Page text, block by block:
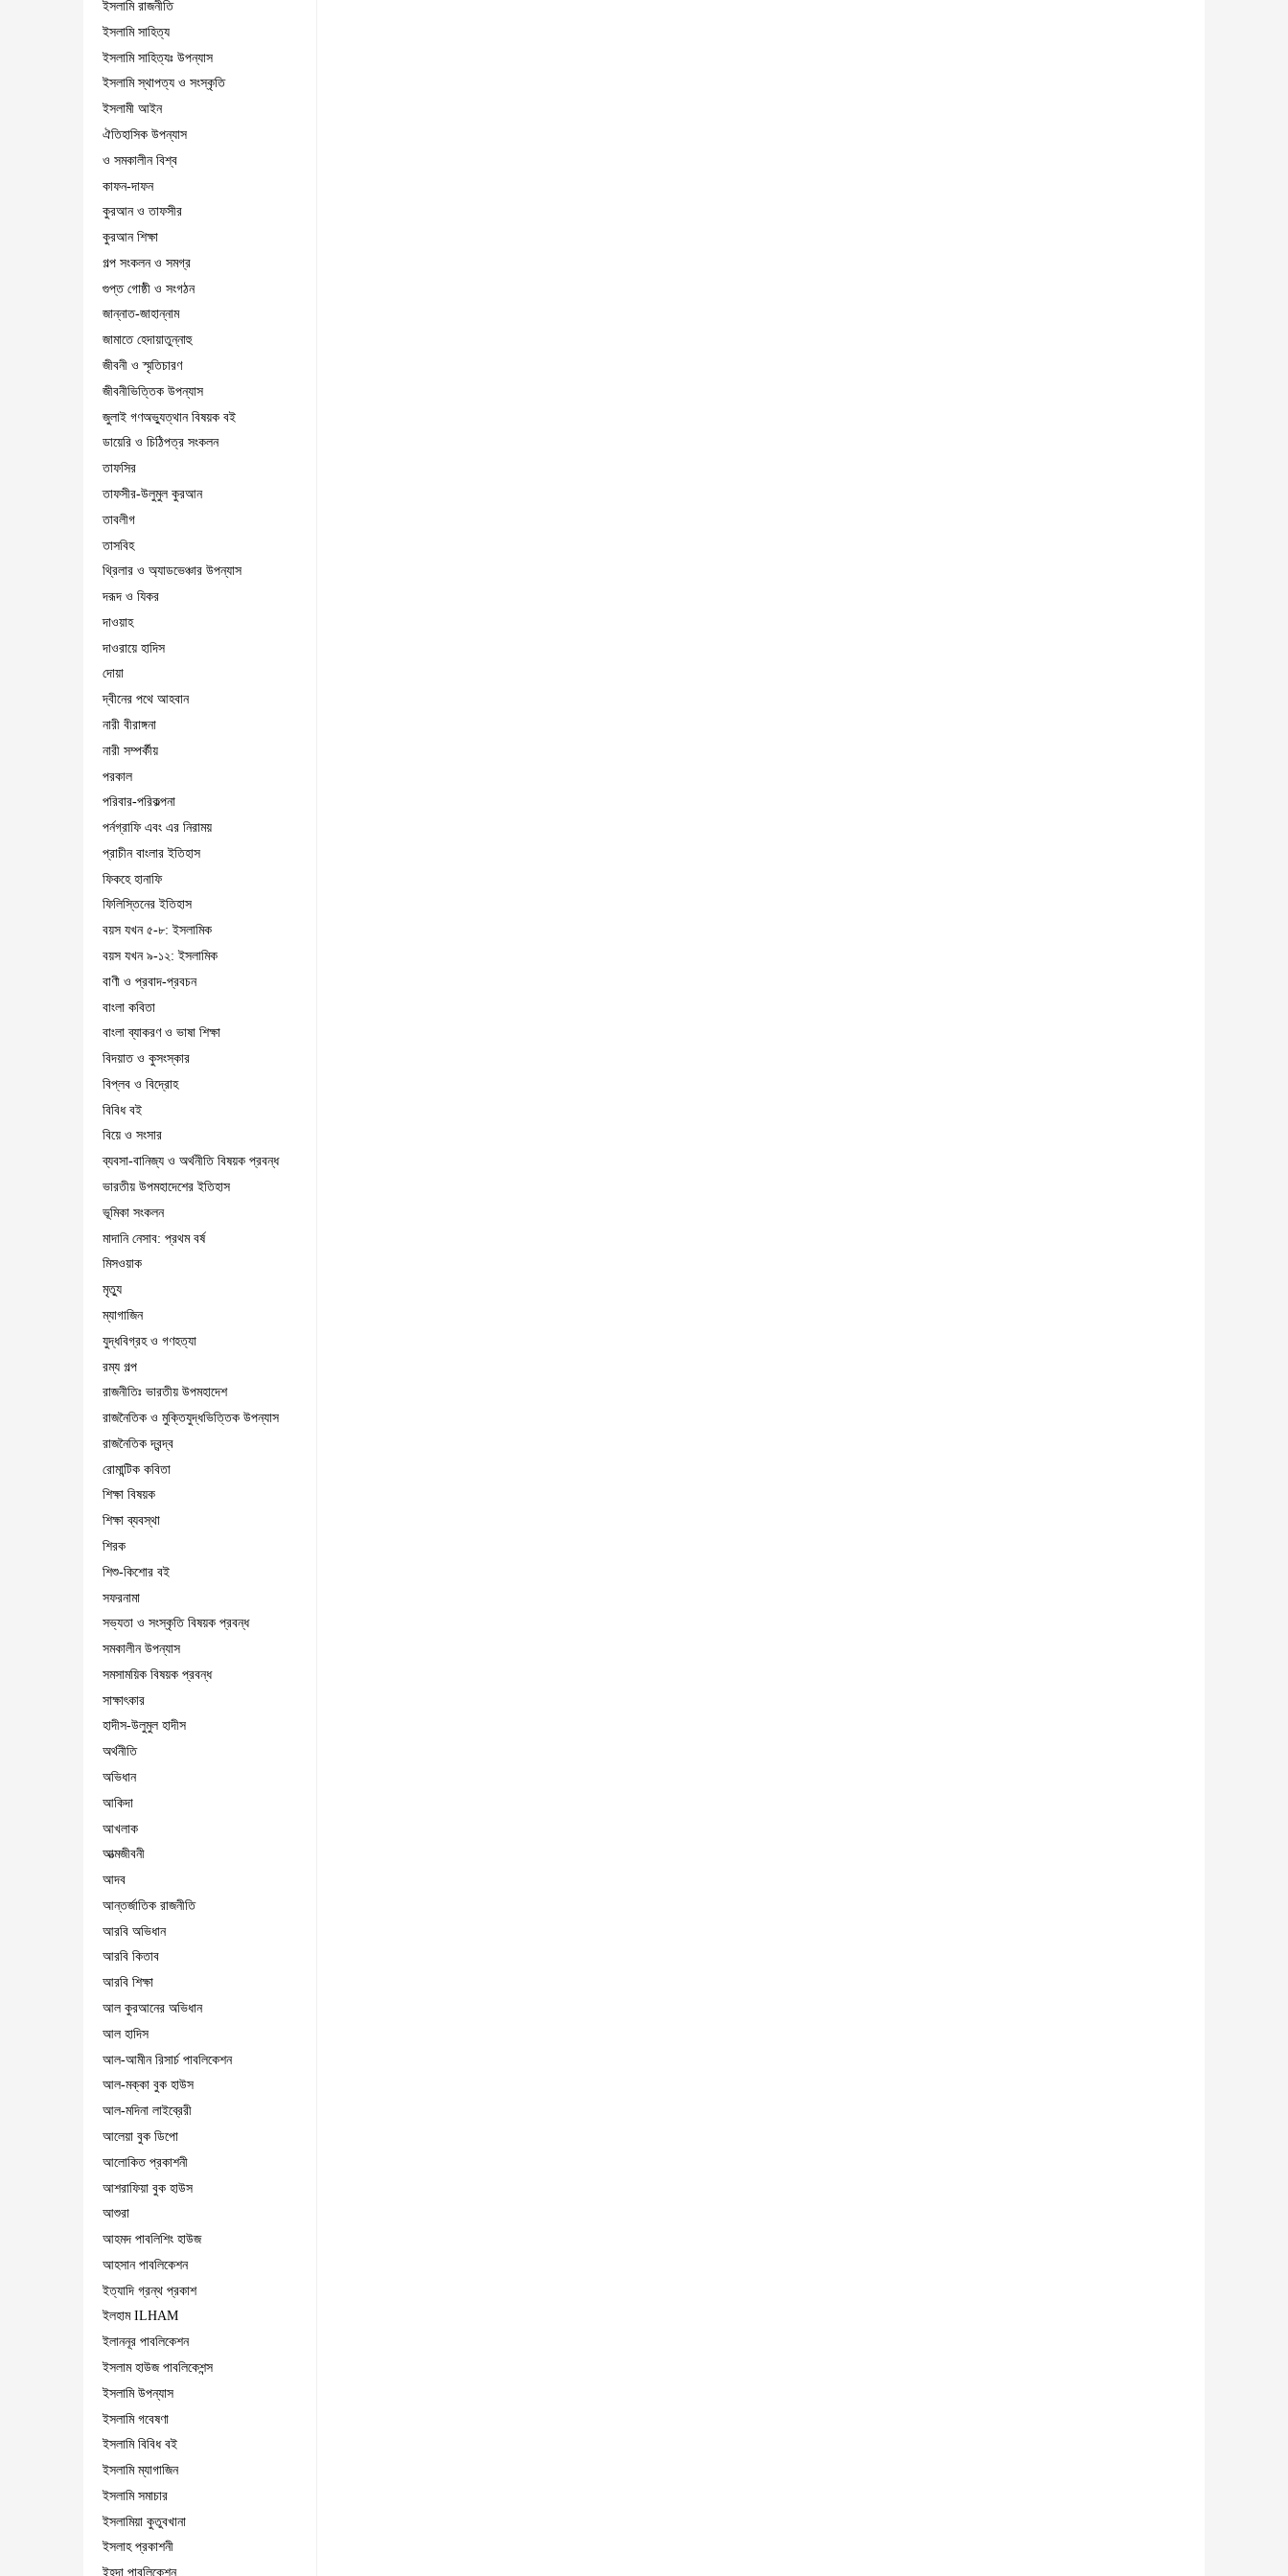
ইসলামি রাজনীতি
ইসলামি সাহিত্য
ইসলামি সাহিত্যঃ উপন্যাস
ইসলামি স্থাপত্য ও সংস্কৃতি
ইসলামী আইন
ঐতিহাসিক উপন্যাস
ও সমকালীন বিশ্ব
কাফন-দাফন
কুরআন ও তাফসীর
কুরআন শিক্ষা
গল্প সংকলন ও সমগ্র
গুপ্ত গোষ্ঠী ও সংগঠন
জান্নাত-জাহান্নাম
জামাতে হেদায়াতুন্নাহু
জীবনী ও স্মৃতিচারণ
জীবনীভিত্তিক উপন্যাস
জুলাই গণঅভ্যুত্থান বিষয়ক বই
ডায়েরি ও চিঠিপত্র সংকলন
তাফসির
তাফসীর-উলুমুল কুরআন
তাবলীগ
তাসবিহ
থ্রিলার ও অ্যাডভেঞ্চার উপন্যাস
দরূদ ও যিকর
দাওয়াহ
দাওরায়ে হাদিস
দোয়া
দ্বীনের পথে আহবান
নারী বীরাঙ্গনা
নারী সম্পর্কীয়
পরকাল
পরিবার-পরিকল্পনা
পর্নগ্রাফি এবং এর নিরাময়
প্রাচীন বাংলার ইতিহাস
ফিকহে হানাফি
ফিলিস্তিনের ইতিহাস
বয়স যখন ৫-৮: ইসলামিক
বয়স যখন ৯-১২: ইসলামিক
বাণী ও প্রবাদ-প্রবচন
বাংলা কবিতা
বাংলা ব্যাকরণ ও ভাষা শিক্ষা
বিদয়াত ও কুসংস্কার
বিপ্লব ও বিদ্রোহ
বিবিধ বই
বিয়ে ও সংসার
ব্যবসা-বানিজ্য ও অর্থনীতি বিষয়ক প্রবন্ধ
ভারতীয় উপমহাদেশের ইতিহাস
ভূমিকা সংকলন
মাদানি নেসাব: প্রথম বর্ষ
মিসওয়াক
মৃত্যু
ম্যাগাজিন
যুদ্ধবিগ্রহ ও গণহত্যা
রম্য গল্প
রাজনীতিঃ ভারতীয় উপমহাদেশ
রাজনৈতিক ও মুক্তিযুদ্ধভিত্তিক উপন্যাস
রাজনৈতিক দ্বন্দ্ব
রোমান্টিক কবিতা
শিক্ষা বিষয়ক
শিক্ষা ব্যবস্থা
শিরক
শিশু-কিশোর বই
সফরনামা
সভ্যতা ও সংস্কৃতি বিষয়ক প্রবন্ধ
সমকালীন উপন্যাস
সমসাময়িক বিষয়ক প্রবন্ধ
সাক্ষাৎকার
হাদীস-উলুমুল হাদীস
অর্থনীতি
অভিধান
আকিদা
আখলাক
আত্মজীবনী
আদব
আন্তর্জাতিক রাজনীতি
আরবি অভিধান
আরবি কিতাব
আরবি শিক্ষা
আল কুরআনের অভিধান
আল হাদিস
আল-আমীন রিসার্চ পাবলিকেশন
আল-মক্কা বুক হাউস
আল-মদিনা লাইব্রেরী
আলেয়া বুক ডিপো
আলোকিত প্রকাশনী
আশরাফিয়া বুক হাউস
আশুরা
আহমদ পাবলিশিং হাউজ
আহসান পাবলিকেশন
ইত্যাদি গ্রন্থ প্রকাশ
ইলহাম ILHAM
ইলাননূর পাবলিকেশন
ইসলাম হাউজ পাবলিকেশন্স
ইসলামি উপন্যাস
ইসলামি গবেষণা
ইসলামি বিবিধ বই
ইসলামি ম্যাগাজিন
ইসলামি সমাচার
ইসলামিয়া কুতুবখানা
ইসলাহ প্রকাশনী
ইহদা পাবলিকেশন